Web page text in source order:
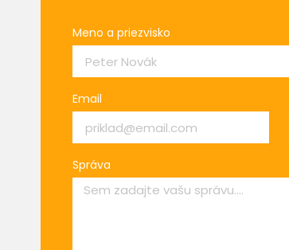
Meno a priezvisko
Email
Správa